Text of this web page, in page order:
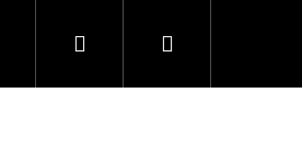
Výroba reklamy
PřihlášeníNákupní